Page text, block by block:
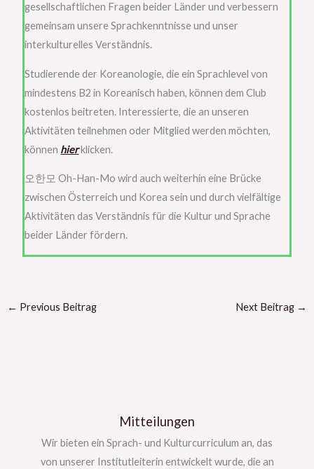
gesellschaftlichen Fragen beider Länder und verbessern
gemeinsam unsere Sprachkenntnisse und unser
interkulturelles Verständnis.
Studierende der Koreanologie, die ein Sprachlevel von
mindestens B2 in Koreanisch haben, können dem Club
kostenlos beitreten. Interessierte, die an unseren
Aktivitäten teilnehmen oder Mitglied werden möchten,
können hierklicken.
오한모 Oh-Han-Mo wird auch weiterhin eine Brücke
zwischen Österreich und Korea sein und durch vielfältige
Aktivitäten das Verständnis für die Kultur und Sprache
beider Länder fördern.
← Previous Beitrag Next Beitrag →
Mitteilungen
Wir bieten ein Sprach- und Kulturcurriculum an, das
von unserer Institutleiterin entwickelt wurde, die an